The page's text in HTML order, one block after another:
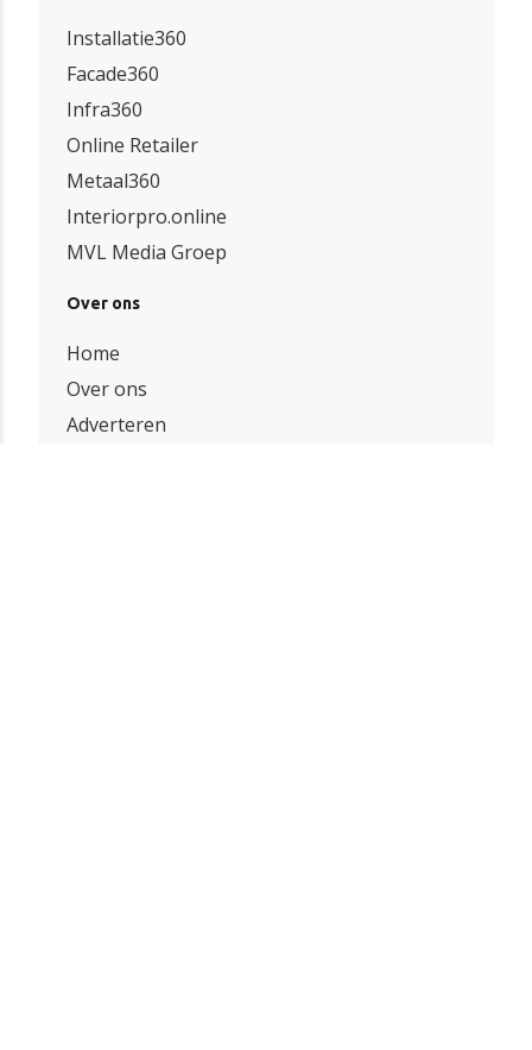
Installatie360
Facade360
Infra360
Online Retailer
Metaal360
Interiorpro.online
MVL Media Groep
Over ons
Home
Over ons
Adverteren